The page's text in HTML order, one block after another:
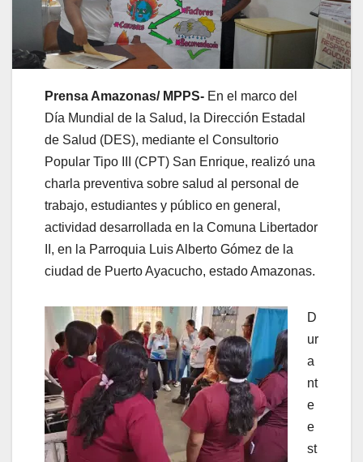
Prensa Amazonas/ MPPS- En el marco del
Día Mundial de la Salud, la Dirección Estadal
de Salud (DES), mediante el Consultorio
Popular Tipo III (CPT) San Enrique, realizó una
charla preventiva sobre salud al personal de
trabajo, estudiantes y público en general,
actividad desarrollada en la Comuna Libertador
II, en la Parroquia Luis Alberto Gómez de la
ciudad de Puerto Ayacucho, estado Amazonas.
D
ur
a
nt
e
e
st